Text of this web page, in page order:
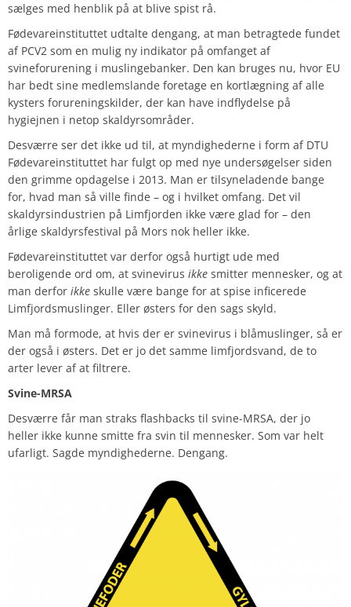
sælges med henblik på at blive spist rå.
Fødevareinstituttet udtalte dengang, at man betragtede fundet
af PCV2 som en mulig ny indikator på omfanget af
svineforurening i muslingebanker. Den kan bruges nu, hvor EU
har bedt sine medlemslande foretage en kortlægning af alle
kysters forureningskilder, der kan have indflydelse på
hygiejnen i netop skaldyrsområder.
Desværre ser det ikke ud til, at myndighederne i form af DTU
Fødevareinstituttet har fulgt op med nye undersøgelser siden
den grimme opdagelse i 2013. Man er tilsyneladende bange
for, hvad man så ville finde – og i hvilket omfang. Det vil
skaldyrsindustrien på Limfjorden ikke være glad for – den
årlige skaldyrsfestival på Mors nok heller ikke.
Fødevareinstituttet var derfor også hurtigt ude med
beroligende ord om, at svinevirus ikke smitter mennesker, og at
man derfor ikke skulle være bange for at spise inficerede
Limfjordsmuslinger. Eller østers for den sags skyld.
Man må formode, at hvis der er svinevirus i blåmuslinger, så er
der også i østers. Det er jo det samme limfjordsvand, de to
arter lever af at filtrere.
Svine-MRSA
Desværre får man straks flashbacks til svine-MRSA, der jo
heller ikke kunne smitte fra svin til mennesker. Som var helt
ufarligt. Sagde myndighederne. Dengang.